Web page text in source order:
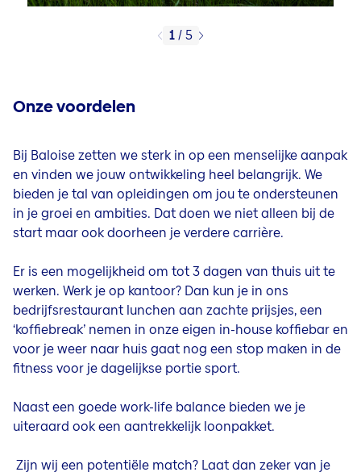
1/5
Onze voordelen
Bij Baloise zetten we sterk in op een menselijke aanpak
en vinden we jouw ontwikkeling heel belangrijk. We
bieden je tal van opleidingen om jou te ondersteunen
in je groei en ambities. Dat doen we niet alleen bij de
start maar ook doorheen je verdere carrière.
Er is een mogelijkheid om tot 3 dagen van thuis uit te
werken. Werk je op kantoor? Dan kun je in ons
bedrijfsrestaurant lunchen aan zachte prijsjes, een
‘koffiebreak’ nemen in onze eigen in-house koffiebar en
voor je weer naar huis gaat nog een stop maken in de
fitness voor je dagelijkse portie sport.
Naast een goede work-life balance bieden we je
uiteraard ook een aantrekkelijk loonpakket.
Zijn wij een potentiële match? Laat dan zeker van je